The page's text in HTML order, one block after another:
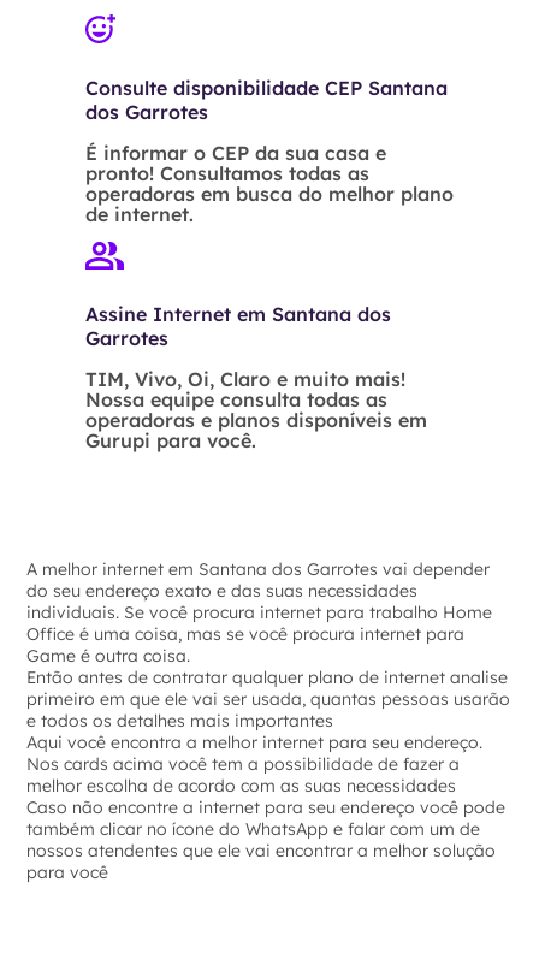
Consulte disponibilidade CEP Santana
dos Garrotes
É informar o CEP da sua casa e
pronto! Consultamos todas as
operadoras em busca do melhor plano
de internet.
Assine Internet em Santana dos
Garrotes
TIM, Vivo, Oi, Claro e muito mais!
Nossa equipe consulta todas as
operadoras e planos disponíveis em
Gurupi para você.
A melhor internet em Santana dos Garrotes vai depender
do seu endereço exato e das suas necessidades
individuais. Se você procura internet para trabalho Home
Office é uma coisa, mas se você procura internet para
Game é outra coisa.
Então antes de contratar qualquer plano de internet analise
primeiro em que ele vai ser usada, quantas pessoas usarão
e todos os detalhes mais importantes
Aqui você encontra a melhor internet para seu endereço.
Nos cards acima você tem a possibilidade de fazer a
melhor escolha de acordo com as suas necessidades
Caso não encontre a internet para seu endereço você pode
também clicar no ícone do WhatsApp e falar com um de
nossos atendentes que ele vai encontrar a melhor solução
para você